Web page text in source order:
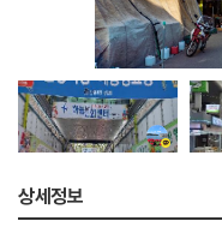
상세정보